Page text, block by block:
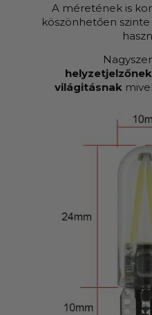
A méretének is
köszönhetően
helyzetjelzőnek
világitásnak